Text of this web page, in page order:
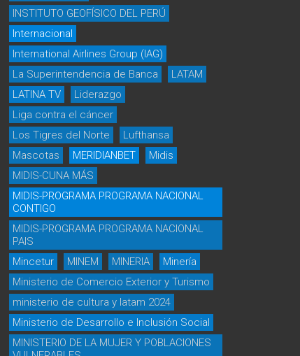
INSTITUTO GEOFÍSICO DEL PERÚ
Internacional
International Airlines Group (IAG)
La Superintendencia de Banca
LATAM
LATINA TV
Liderazgo
Liga contra el cáncer
Los Tigres del Norte
Lufthansa
Mascotas
MERIDIANBET
Midis
MIDIS-CUNA MÁS
MIDIS-PROGRAMA PROGRAMA NACIONAL
CONTIGO
MIDIS-PROGRAMA PROGRAMA NACIONAL
PAIS
Mincetur
MINEM MINERIA
Minería
Ministerio de Comercio Exterior y Turismo
ministerio de cultura y latam 2024
Ministerio de Desarrollo e Inclusión Social
MINISTERIO DE LA MUJER Y POBLACIONES